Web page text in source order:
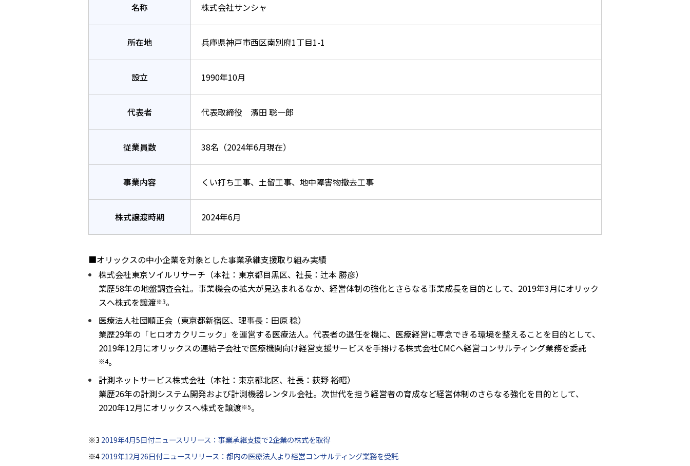
名称 株式会社サンシャ
所在地 兵庫県神戸市西区南別府1丁目1-1
設立 1990年10月
代表者 代表取締役 濱田 聡一郎
従業員数 38名（2024年6月現在）
事業内容 くい打ち工事、土留工事、地中障害物撤去工事
株式譲渡時期 2024年6月
■オリックスの中小企業を対象とした事業承継支援取り組み実績
株式会社東京ソイルリサーチ（本社：東京都目黒区、社長：辻本 勝彦）
業歴58年の地盤調査会社。事業機会の拡大が見込まれるなか、経営体制の強化とさらなる事業成長を目的として、2019年3月にオリック
スへ株式を譲渡※3。
医療法人社団順正会（東京都新宿区、理事長：田原 稔）
業歴29年の「ヒロオカクリニック」を運営する医療法人。代表者の退任を機に、医療経営に専念できる環境を整えることを目的として、
2019年12月にオリックスの連結子会社で医療機関向け経営支援サービスを手掛ける株式会社CMCへ経営コンサルティング業務を委託
※4。
計測ネットサービス株式会社（本社：東京都北区、社長：荻野 裕昭）
業歴26年の計測システム開発および計測機器レンタル会社。次世代を担う経営者の育成など経営体制のさらなる強化を目的として、
2020年12月にオリックスへ株式を譲渡※5。
※3 2019年4月5日付ニュースリリース：事業承継支援で2企業の株式を取得
※42019年12月26日付ニュースリリース：都内の医療法人より経営コンサルティング業務を受託